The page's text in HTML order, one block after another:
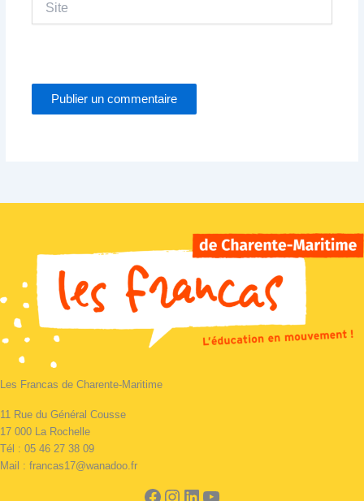
Les Francas de Charente-Maritime
11 Rue du Général Cousse
17 000 La Rochelle
Tél : 05 46 27 38 09
Mail : francas17@wanadoo.fr